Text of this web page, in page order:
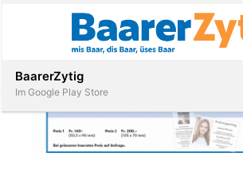
Abonnieren
BaarerZytig
Im Google Play Store